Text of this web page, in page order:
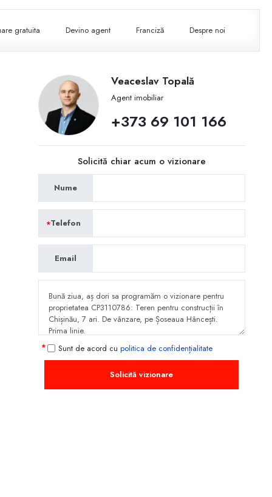
gratuita Devino agent Franciză Despre noi
Veaceslav Topală
Agent imobiliar
+373 69 101 166
Solicită chiar acum o vizionare
Nume
Telefon
Email
Sunt de acord cu politica de confidențialitate
Solicită vizionare